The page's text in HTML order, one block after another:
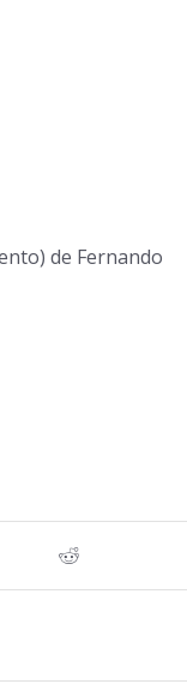
de Fernando